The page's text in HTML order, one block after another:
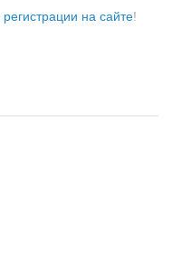
регистрации на сайте!